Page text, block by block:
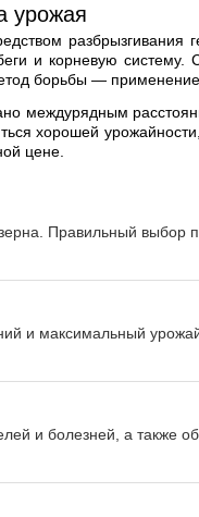
урожая
разбрызгивания
и корневую
борьбы — применение
междурядным
хорошей
цене.
Правильный выбор
и максимальный
и болезней, а также